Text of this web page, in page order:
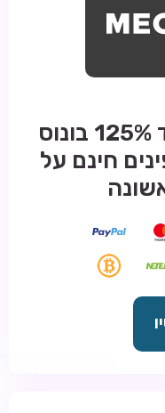
בונוס קבלת פנים: עד 125% בונוס
+ 250 ספינים חינם על